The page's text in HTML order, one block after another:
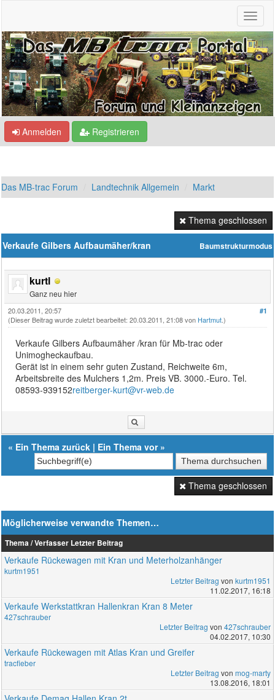
Anmelden Registrieren
Das MB-trac Forum Landtechnik Allgemein Markt
Thema geschlossen
Baumstrukturmodus
Verkaufe Gilbers Aufbaumäher/kran
kurtl
Ganz neu hier
#1
20.03.2011, 20:57
(Dieser Beitrag wurde zuletzt bearbeitet: 20.03.2011, 21:08 von Hartmut.)
Verkaufe Gilbers Aufbaumäher /kran für Mb-trac oder
Unimogheckaufbau.
Gerät ist in einem sehr guten Zustand, Reichweite 6m,
Arbeitsbreite des Mulchers 1,2m. Preis VB. 3000.-Euro. Tel.
08593-939152reitberger-kurt@vr-web.de
« Ein Thema zurück | Ein Thema vor»
Thema geschlossen
Möglicherweise verwandte Themen…
Thema / Verfasser Letzter Beitrag
Verkaufe Rückewagen mit Kran und Meterholzanhänger
kurtm1951
Letzter Beitrag von kurtm1951
11.02.2017, 16:18
Verkaufe Werkstattkran Hallenkran Kran 8 Meter
427schrauber
Letzter Beitrag von 427schrauber
04.02.2017, 10:30
Verkaufe Rückewagen mit Atlas Kran und Greifer
tracfieber
Letzter Beitrag von mog-marty
13.08.2016, 18:01